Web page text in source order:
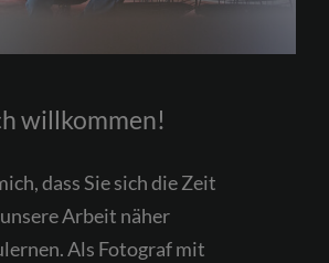
willkommen!
dass Sie sich die Zeit
Arbeit näher
Als Fotograf mit